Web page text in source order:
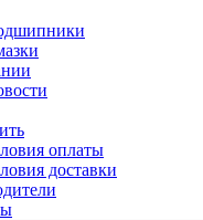
оплаты
доставки